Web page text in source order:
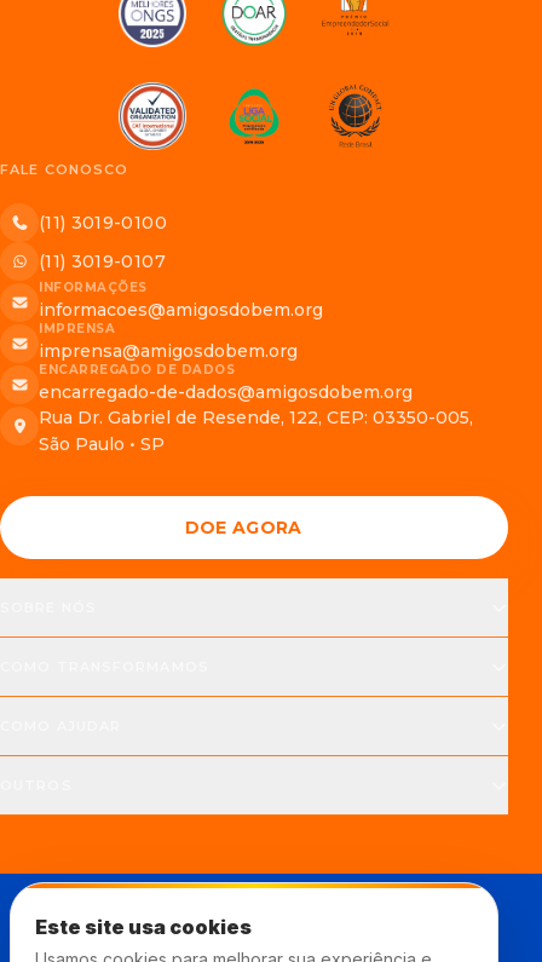
FALE CONOSCO
(11) 3019-0100
(11) 3019-0107
INFORMAÇÕES
informacoes@amigosdobem.org
IMPRENSA
imprensa@amigosdobem.org
ENCARREGADO DE DADOS
encarregado-de-dados@amigosdobem.org
Rua Dr. Gabriel de Resende, 122, CEP: 03350-005,
São Paulo • SP
DOE AGORA
Este site usa cookies